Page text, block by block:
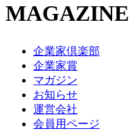
MAGAZINE
企業家倶楽部
企業家賞
マガジン
お知らせ
運営会社
会員用ページ